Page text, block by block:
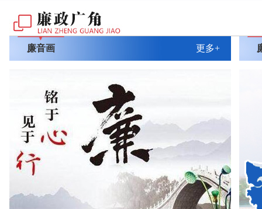
廉音画 更多+